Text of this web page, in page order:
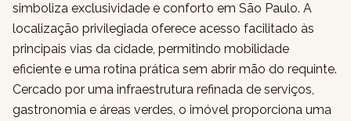
simboliza exclusividade e conforto em São Paulo. A
localização privilegiada oferece acesso facilitado às
principais vias da cidade, permitindo mobilidade
eficiente e uma rotina prática sem abrir mão do requinte.
Cercado por uma infraestrutura refinada de serviços,
gastronomia e áreas verdes, o imóvel proporciona uma